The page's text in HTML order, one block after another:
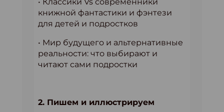
книжной фантастики и фэнтези
для детей и подростков
• Мир будущего и альтернативные
реальности: что выбирают и
читают сами подростки
2. Пишем и иллюстрируем